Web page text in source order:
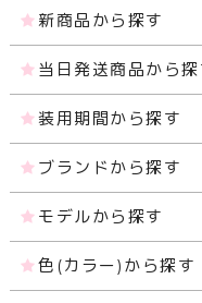
新商品から探す
当日発送商品から探
装用期間から探す
ブランドから探す
モデルから探す
色(カラー)から探す